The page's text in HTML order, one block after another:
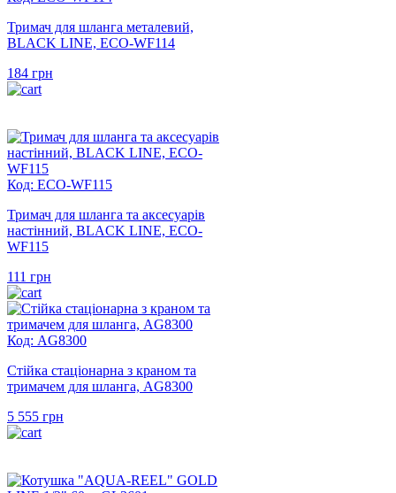
Тримач для шланга металевий,
BLACK LINE, ECO-WF114
184 грн
Код: ECO-WF115
Тримач для шланга та аксесуарів
настінний, BLACK LINE, ECO-
WF115
111 грн
Код: AG8300
Стійка стаціонарна з краном та
тримачем для шланга, AG8300
5 555 грн